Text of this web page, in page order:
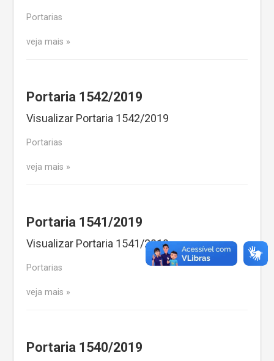
Portarias
veja mais
Portaria 1542/2019
Visualizar Portaria 1542/2019
Portarias
veja mais
Portaria 1541/2019
Visualizar Portaria 1541/2019
Portarias
veja mais
Portaria 1540/2019